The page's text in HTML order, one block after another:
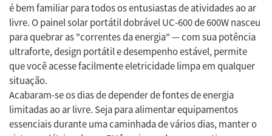
é bem familiar para todos os entusiastas de atividades ao ar
livre. O painel solar portátil dobrável UC-600 de 600W nasceu
para quebrar as "correntes da energia" — com sua potência
ultraforte, design portátil e desempenho estável, permite
que você acesse facilmente eletricidade limpa em qualquer
situação.
Acabaram-se os dias de depender de fontes de energia
limitadas ao ar livre. Seja para alimentar equipamentos
essenciais durante uma caminhada de vários dias, manter o